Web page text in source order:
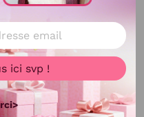
ici svp !